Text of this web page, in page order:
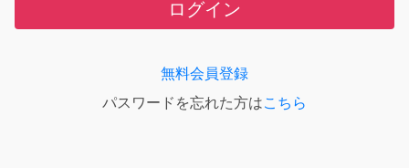
ログイン
無料会員登録
パスワードを忘れた方はこちら